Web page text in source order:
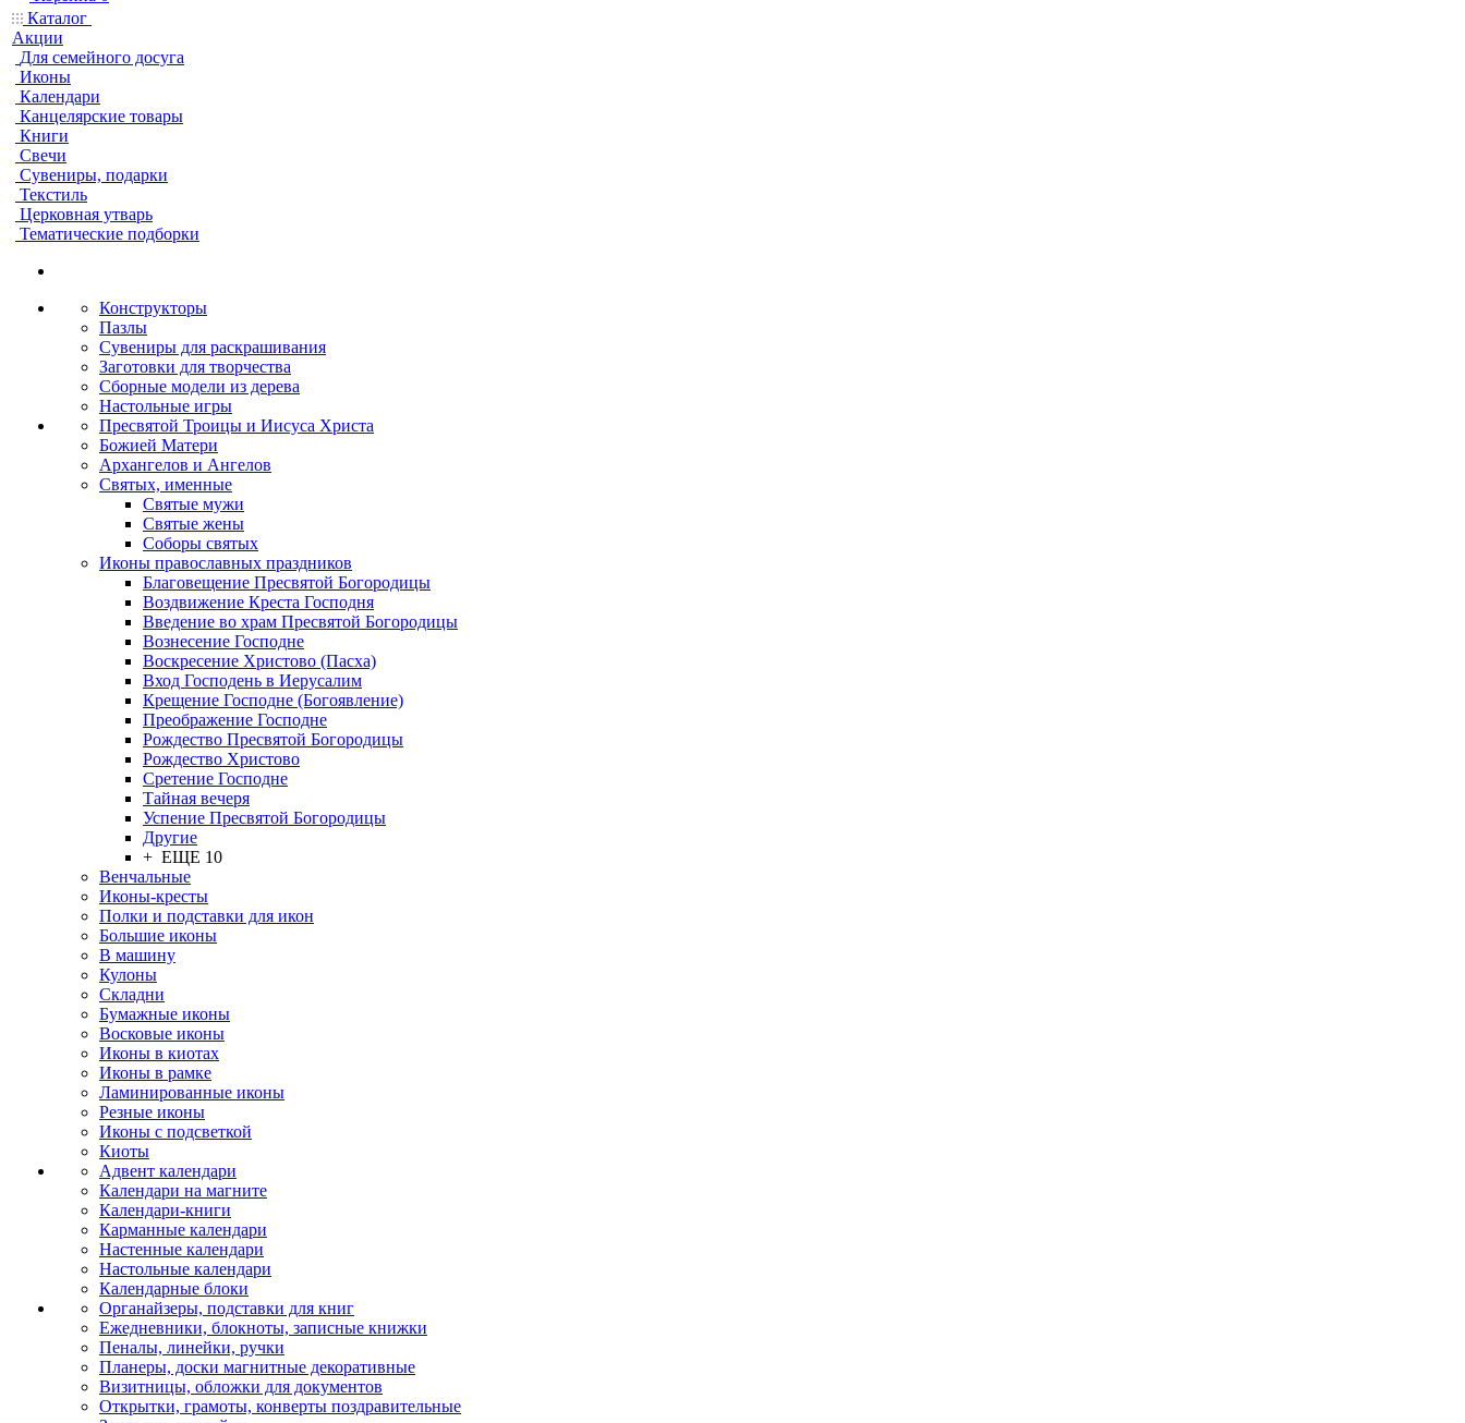
Каталог
Акции
Для семейного досуга
Иконы
Календари
Канцелярские товары
Книги
Свечи
Сувениры, подарки
Текстиль
Церковная утварь
Тематические подборки
Конструкторы
Пазлы
Сувениры для раскрашивания
Заготовки для творчества
Сборные модели из дерева
Настольные игры
Пресвятой Троицы и Иисуса Христа
Божией Матери
Архангелов и Ангелов
Святых, именные
Святые мужи
Святые жены
Соборы святых
Иконы православных праздников
Благовещение Пресвятой Богородицы
Воздвижение Креста Господня
Введение во храм Пресвятой Богородицы
Вознесение Господне
Воскресение Христово (Пасха)
Вход Господень в Иерусалим
Крещение Господне (Богоявление)
Преображение Господне
Рождество Пресвятой Богородицы
Рождество Христово
Сретение Господне
Тайная вечеря
Успение Пресвятой Богородицы
Другие
+ ЕЩЕ 10
Венчальные
Иконы-кресты
Полки и подставки для икон
Большие иконы
В машину
Кулоны
Складни
Бумажные иконы
Восковые иконы
Иконы в киотах
Иконы в рамке
Ламинированные иконы
Резные иконы
Иконы с подсветкой
Киоты
Адвент календари
Календари на магните
Календари-книги
Карманные календари
Настенные календари
Настольные календари
Календарные блоки
Органайзеры, подставки для книг
Ежедневники, блокноты, записные книжки
Пеналы, линейки, ручки
Планеры, доски магнитные декоративные
Визитницы, обложки для документов
Открытки, грамоты, конверты поздравительные